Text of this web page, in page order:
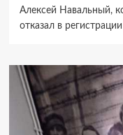
Алексей Навальный,
отказал в регистрации